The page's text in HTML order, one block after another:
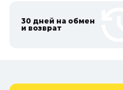
монтажных (отрезных) пил в
качестве и надёжности.
Интернет-магазин Колорлон
30 дней на обмен
и возврат